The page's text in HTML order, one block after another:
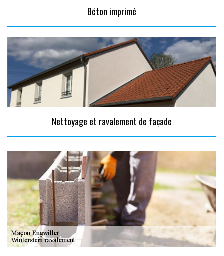
Béton imprimé
Nettoyage et ravalement de façade